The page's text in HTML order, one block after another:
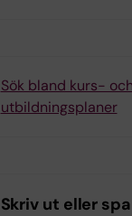
Sök bland kurs- och
utbildningsplaner
Skriv ut eller